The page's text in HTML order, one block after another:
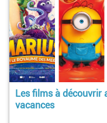
Les films à découvrir
vacances